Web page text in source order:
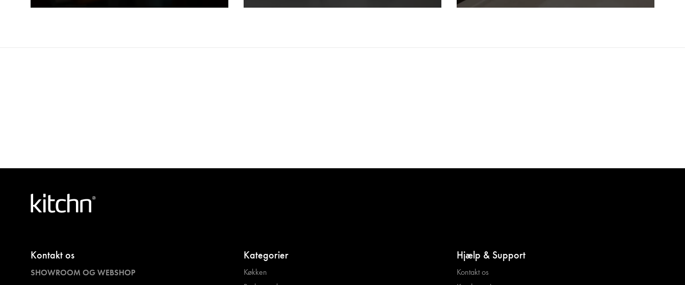
Kontakt os
SHOWROOM OG WEBSHOP
Kategorier
Køkken
Hjælp & Support
Kontakt os